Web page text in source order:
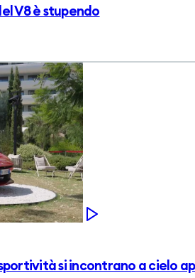
V8 è stupendo
si incontrano a cielo